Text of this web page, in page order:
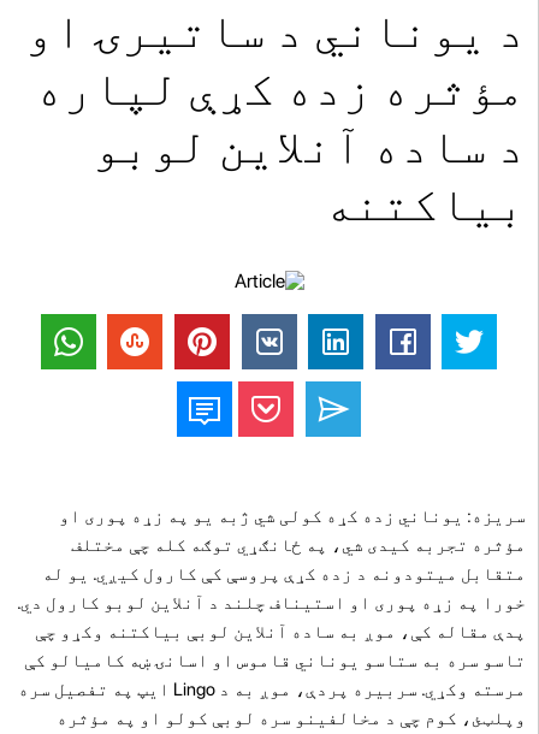
د یوناني د ساتیرۍ او
مؤثره زده کړې لپاره
د ساده آنلاین لوبو
بیاکتنه
سریزه: یوناني زده کړه کولی شي ژبه یو په زړه پوری او
مؤثره تجربه کیدی شي، په ځانګړي توګه کله چې مختلف
متقابل میتودونه د زده کړې پروسې کې کارول کیږي. یو له
خورا په زړه پوری او استیناف چلند د آنلاین لوبو کارول دي.
پدې مقاله کې، موږ به ساده آنلاین لوبې بیاکتنه وکړو چې
تاسو سره به ستاسو یوناني قاموس او اسانۍ ښه کامیالو کې
مرسته وکړي. سربیره پردې، موږ به د Lingo ایپ په تفصیل سره
وپلټئ، کوم چې د مخالفینو سره لوبې کولو او په مؤثره